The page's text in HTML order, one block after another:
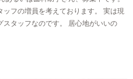
フの増員を考えております。 実は現
タッフなのです。 居心地がいいの